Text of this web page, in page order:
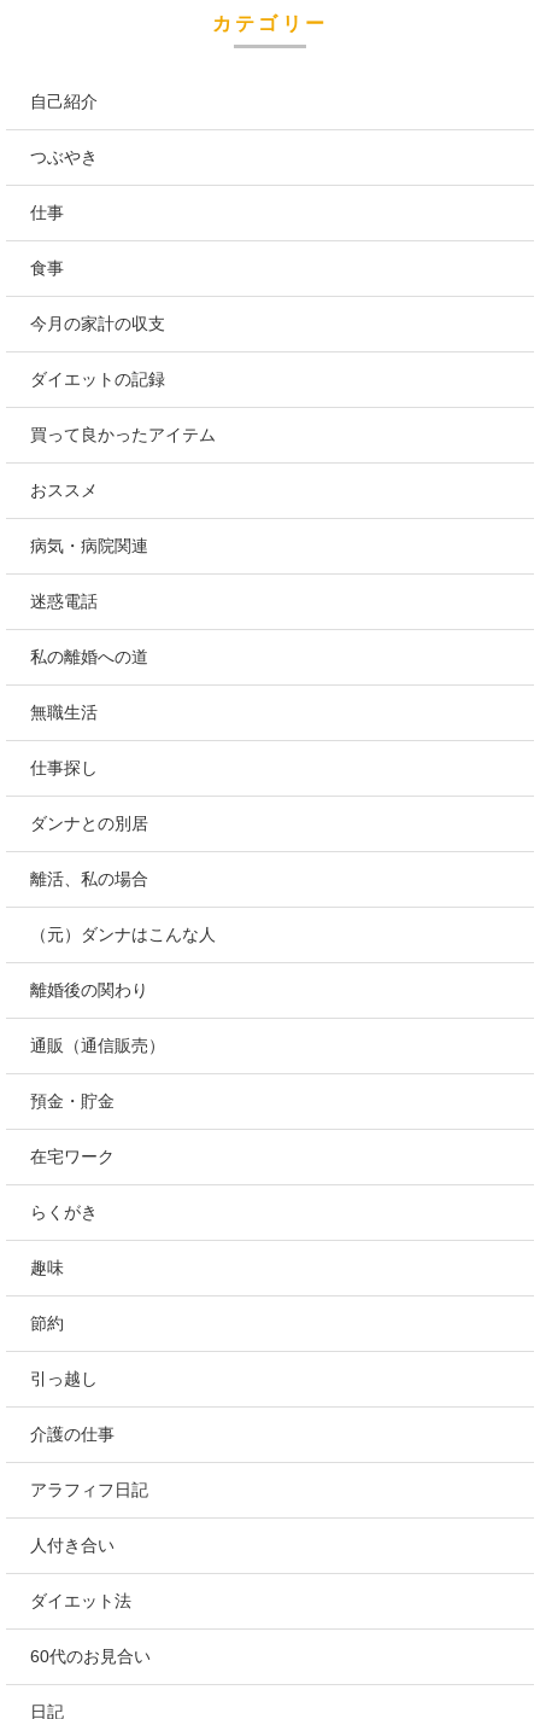
カテゴリー
自己紹介
つぶやき
仕事
食事
今月の家計の収支
ダイエットの記録
買って良かったアイテム
おススメ
病気・病院関連
迷惑電話
私の離婚への道
無職生活
仕事探し
ダンナとの別居
離活、私の場合
（元）ダンナはこんな人
離婚後の関わり
通販（通信販売）
預金・貯金
在宅ワーク
らくがき
趣味
節約
引っ越し
介護の仕事
アラフィフ日記
人付き合い
ダイエット法
60代のお見合い
日記